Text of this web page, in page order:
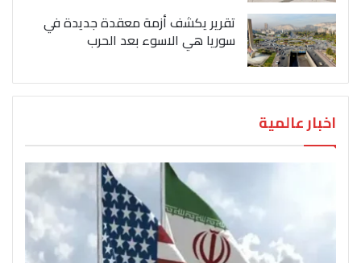
تقرير يكشف أزمة معقدة جديدة في
سوريا هي الاسوء بعد الحرب
اخبار عالمية